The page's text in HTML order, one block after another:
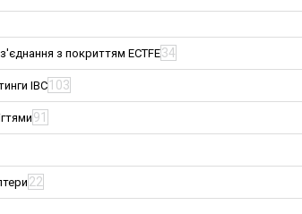
з покриттям ECTFE34
IBC103
91
22